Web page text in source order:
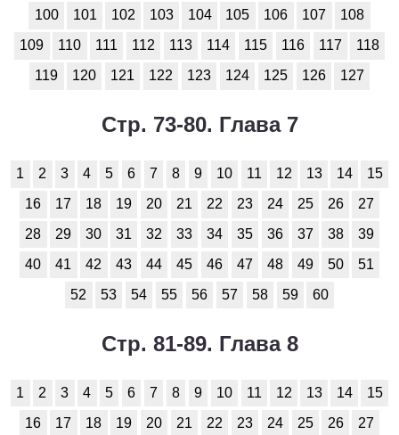
100
101 102 103 104 105 106 107
108
109
110 111 112 113 114 115 116 117
118
119
120 121 122 123 124 125 126 127
Стр. 73-80. Глава 7
1 2 3 4 5 6 7 8 9 10 11 12 13 14
15
16
17 18 19 20 21 22 23 24 25 26
27
28
29 30 31 32 33 34 35 36 37 38
39
40
41 42 43 44 45 46 47 48 49 50
51
52
53 54 55 56 57 58 59 60
Стр. 81-89. Глава 8
1 2 3 4 5 6 7 8 9 10 11 12 13 14
15
16
17 18 19 20 21 22 23 24 25 26
27